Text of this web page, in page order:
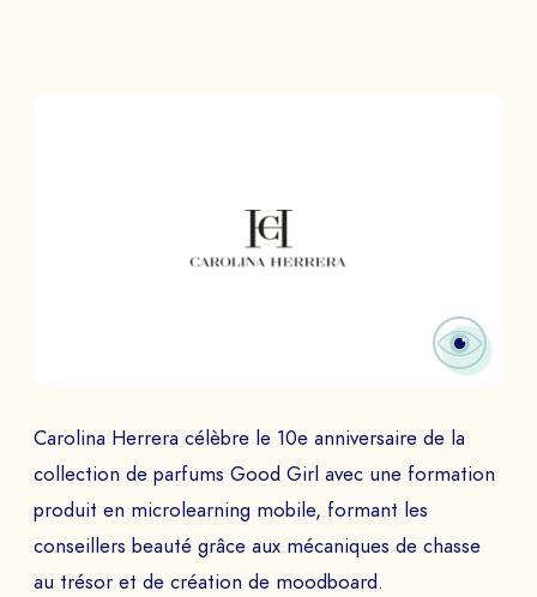
Carolina Herrera célèbre le 10e anniversaire de la
collection de parfums Good Girl avec une formation
produit en microlearning mobile, formant les
conseillers beauté grâce aux mécaniques de chasse
au trésor et de création de moodboard.